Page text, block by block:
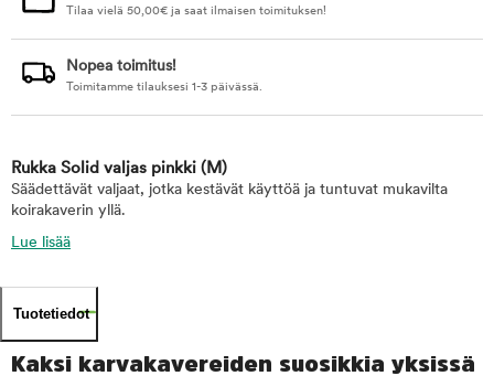
Tilaa vielä 50,00€ ja saat ilmaisen toimituksen!
Nopea toimitus!
Toimitamme tilauksesi 1-3 päivässä.
Rukka Solid valjas pinkki (M)
Säädettävät valjaat, jotka kestävät käyttöä ja tuntuvat mukavilta
koirakaverin yllä.
Lue lisää
Tuotetiedot
Kaksi karvakavereiden suosikkia yksissä